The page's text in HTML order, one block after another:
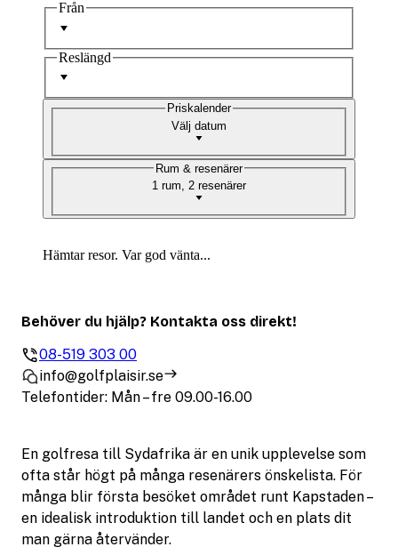
En golfresa till Sydafrika är en unik upplevelse som
ofta står högt på många resenärers önskelista. För
många blir första besöket området runt Kapstaden –
en idealisk introduktion till landet och en plats dit
man gärna återvänder.
Från
Reslängd
Välj datum
Priskalender
1 rum, 2 resenärer
Rum & resenärer
Hämtar resor. Var god vänta...
Behöver du hjälp? Kontakta oss direkt!
08-519 303 00
info@golfplaisir.se
Telefontider: Mån – fre 09.00-16.00